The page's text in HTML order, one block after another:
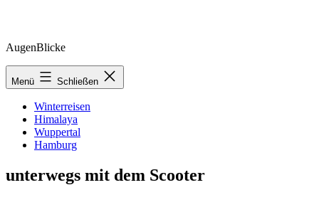
Zum
springen
AugenBlicke
Menü Schließen
Winterreisen
Himalaya
Wuppertal
Hamburg
unterwegs mit dem Scooter